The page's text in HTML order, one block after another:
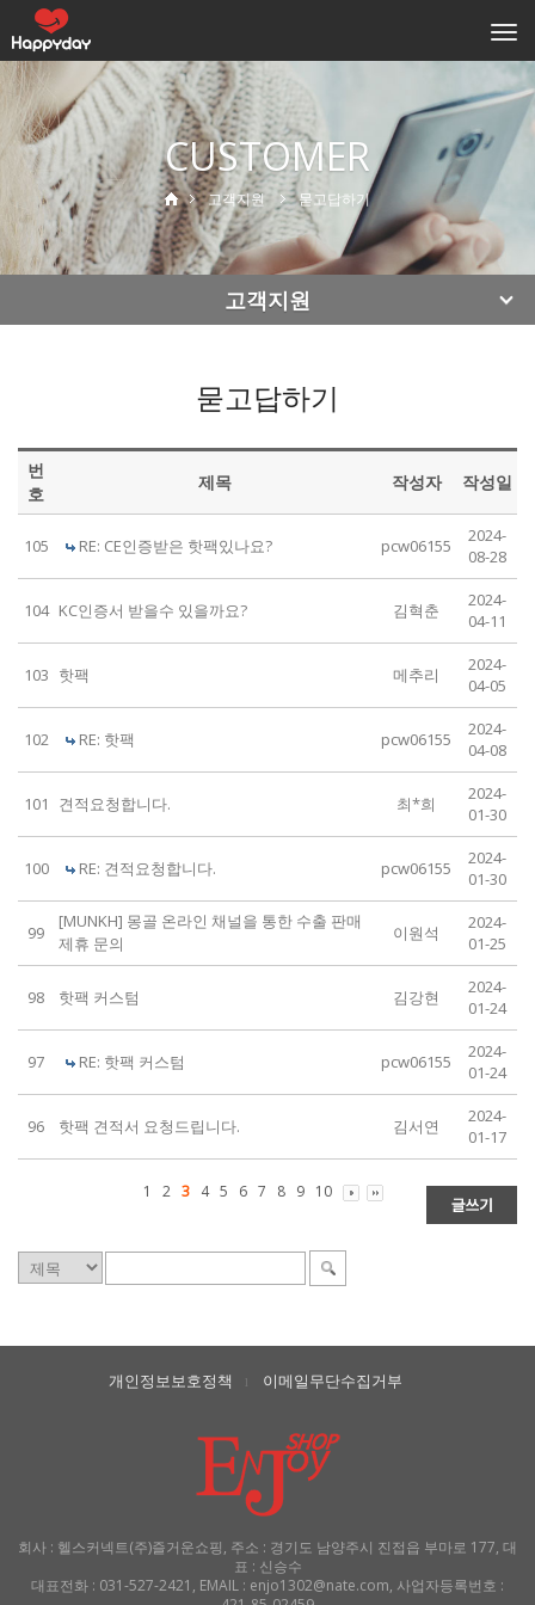
CUSTOMER
고객지원 묻고답하기
고객지원
묻고답하기
번
호
제목 작성자 작성일
105 RE: CE인증받은 핫팩있나요? pcw06155
2024-
08-28
104 KC인증서 받을수 있을까요? 김혁춘
2024-
04-11
103 핫팩 메추리
2024-
04-05
102 RE: 핫팩 pcw06155
2024-
04-08
101 견적요청합니다. 최*희
2024-
01-30
100 RE: 견적요청합니다. pcw06155
2024-
01-30
99
[MUNKH] 몽골 온라인 채널을 통한 수출 판매
제휴 문의
이원석
2024-
01-25
98 핫팩 커스텀 김강현
2024-
01-24
97 RE: 핫팩 커스텀 pcw06155
2024-
01-24
96 핫팩 견적서 요청드립니다. 김서연
2024-
01-17
1 2 3 4 5 6 7 8 9 10
개인정보보호정책 l 이메일무단수집거부
회사 : 헬스커넥트(주)즐거운쇼핑, 주소 : 경기도 남양주시 진접읍 부마로 177, 대
표 : 신승수
대표전화 : 031-527-2421, EMAIL : enjo1302@nate.com, 사업자등록번호 :